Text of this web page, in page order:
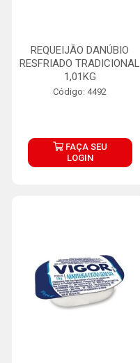
REQUEIJÃO DANÚBIO
RESFRIADO TRADICIONAL
1,01KG
Código: 4492
FAÇA SEU
LOGIN